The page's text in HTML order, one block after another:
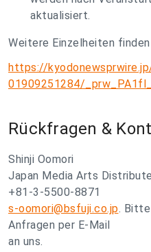
aktualisiert.
Weitere Einzelheiten
https://
01909251284/
Rückfragen &
Shinji Oomori
Japan Media Arts
+81-3-5500-8871
s-oomori@bsfuji.co.jp.
Anfragen per E-Mail
an uns.